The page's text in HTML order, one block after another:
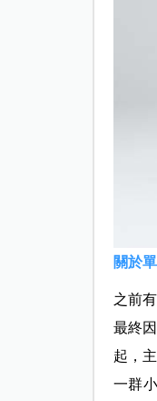
關於
之前
最終
起，
一群